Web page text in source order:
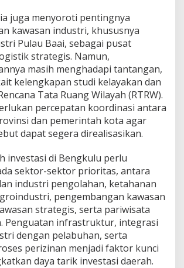
juga menyoroti pentingnya
kawasan industri, khususnya
Pulau Baai, sebagai pusat
strategis. Namun,
masih menghadapi tantangan,
kelengkapan studi kelayakan dan
Tata Ruang Wilayah (RTRW).
percepatan koordinasi antara
dan pemerintah kota agar
dapat segera direalisasikan.
investasi di Bengkulu perlu
sektor-sektor prioritas, antara
industri pengolahan, ketahanan
pengembangan kawasan
strategis, serta pariwisata
Penguatan infrastruktur, integrasi
dengan pelabuhan, serta
perizinan menjadi faktor kunci
daya tarik investasi daerah.